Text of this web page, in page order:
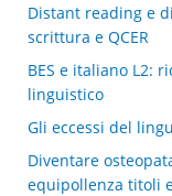
Distant reading e
scrittura e QCER
BES e italiano L2:
linguistico
Gli eccessi del
Diventare
equipollenza titoli